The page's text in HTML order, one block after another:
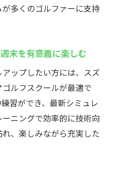
達する練習プラン例
ドアゴルフスクール
でゴルフを楽しむ
ールで仲間と楽しむ時
フを満喫するポイント
るインドアゴルフスク
多くのゴルファーに支持
末を有意義に楽しむ
ップしたい方には、スズ
ルフスクールが最適で
習ができ、最新シミュレ
ニングで効率的に技術向
、楽しみながら充実した